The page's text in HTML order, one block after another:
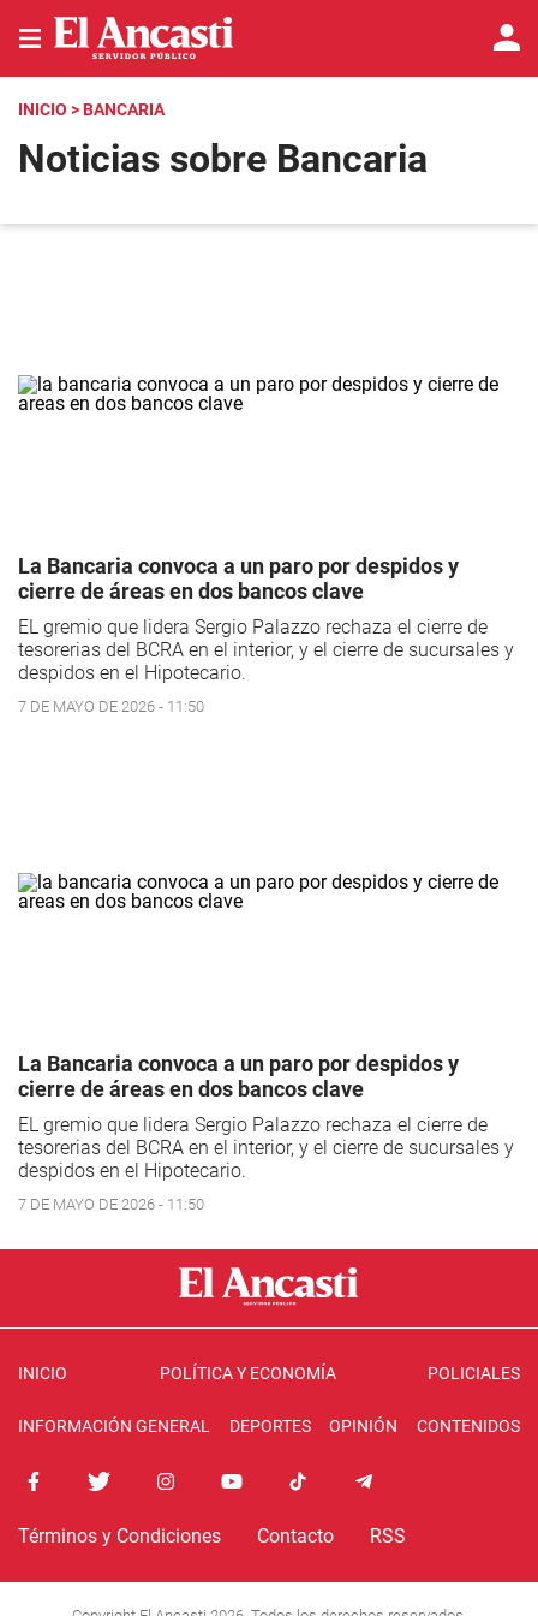
INICIO > BANCARIA
Noticias sobre Bancaria
La Bancaria convoca a un paro por despidos y
cierre de áreas en dos bancos clave
EL gremio que lidera Sergio Palazzo rechaza el cierre de
tesorerias del BCRA en el interior, y el cierre de sucursales y
despidos en el Hipotecario.
7 DE MAYO DE 2026 - 11:50
La Bancaria convoca a un paro por despidos y
cierre de áreas en dos bancos clave
EL gremio que lidera Sergio Palazzo rechaza el cierre de
tesorerias del BCRA en el interior, y el cierre de sucursales y
despidos en el Hipotecario.
7 DE MAYO DE 2026 - 11:50
INICIO POLÍTICA Y ECONOMÍA POLICIALES
INFORMACIÓN GENERAL DEPORTES OPINIÓN CONTENIDOS
Términos y Condiciones Contacto RSS